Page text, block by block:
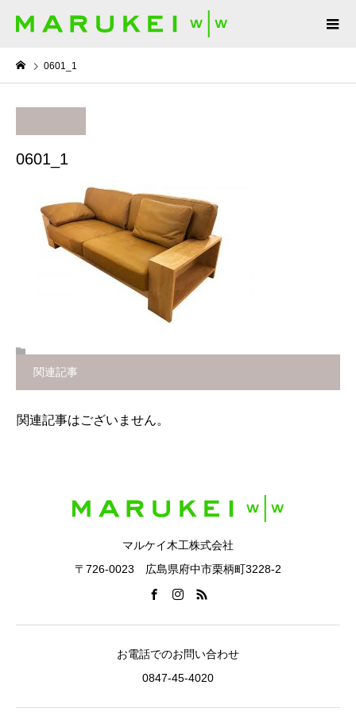
0601_1
0601_1
関連記事
関連記事はございません。
マルケイ木工株式会社
〒726-0023 広島県府中市栗柄町3228-2
お電話でのお問い合わせ
0847-45-4020